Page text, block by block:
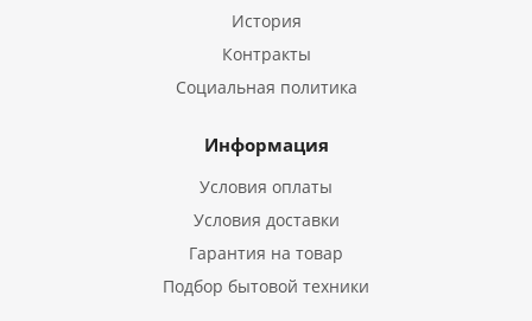
История
Контракты
Социальная политика
Информация
Условия оплаты
Условия доставки
Гарантия на товар
Подбор бытовой техники